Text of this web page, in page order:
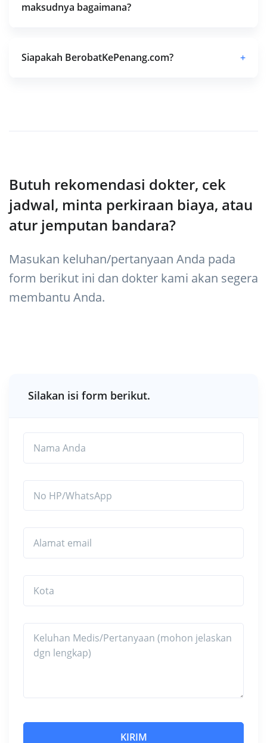
maksudnya bagaimana?
Siapakah BerobatKePenang.com? +
Butuh rekomendasi dokter, cek
jadwal, minta perkiraan biaya, atau
atur jemputan bandara?
Masukan keluhan/pertanyaan Anda pada
form berikut ini dan dokter kami akan segera
membantu Anda.
Silakan isi form berikut.